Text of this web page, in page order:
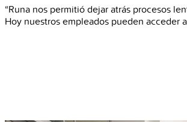
“Runa nos permitió dejar atrás procesos
Hoy nuestros empleados pueden acceder